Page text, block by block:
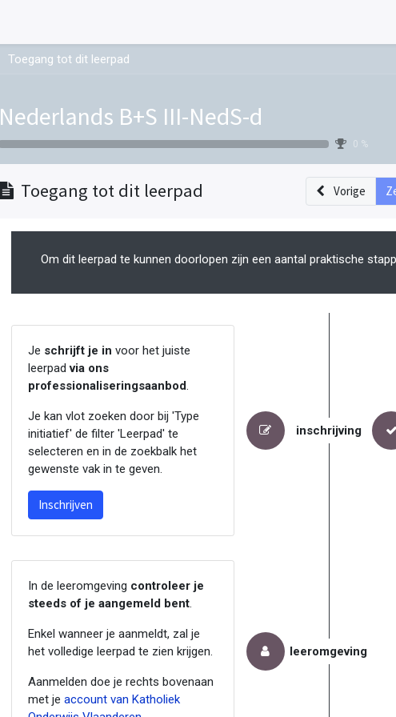
Toegang tot dit leerpad
Nederlands B+S III-NedS-d
0 %
Toegang tot dit leerpad Vorige
Om dit leerpad te kunnen doorlopen zijn een aantal praktische
inschrijving
Je schrijft je in voor het juiste
leerpadvia ons
professionaliseringsaanbod
Je kan vlot zoeken door bij 'Type
initiatief' de filter 'Leerpad' te
selecteren en in de zoekbalk het
gewenste vak in te geven.
Inschrijven
leeromgeving
In de leeromgeving controleer je
steeds of je aangemeld bent
Enkel wanneer je aanmeldt, zal je
het volledige leerpad te zien krijgen.
Aanmelden doe je rechts bovenaan
met je account van Katholiek